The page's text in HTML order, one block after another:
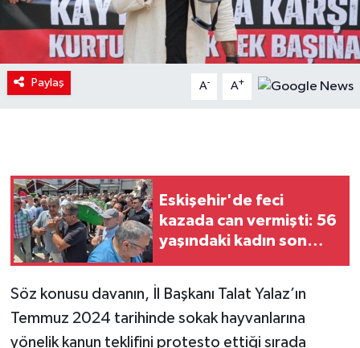
Paylaş A- A+
Eskişehir'de feci
kazada can vermişti: 56
yaşındaki kadın son
Söz konusu davanın, İl Başkanı Talat Yalaz’ın
Temmuz 2024 tarihinde sokak hayvanlarına
yönelik kanun teklifini protesto ettiği sırada